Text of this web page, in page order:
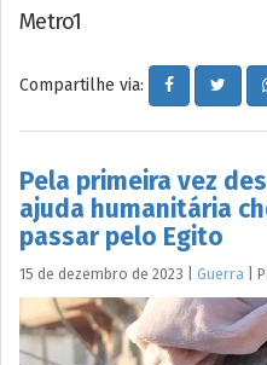
Metro1
Compartilhe via:
Pela primeira vez
ajuda humanitária
passar pelo Egito
15 de dezembro de 2023 Guerra